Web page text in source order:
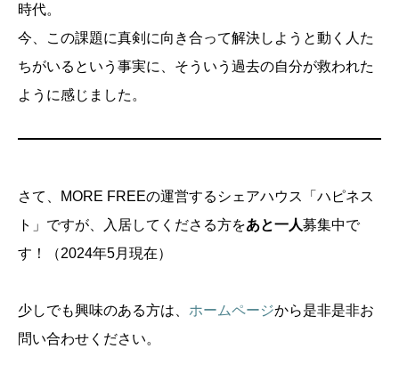
時代。
今、この課題に真剣に向き合って解決しようと動く人た
ちがいるという事実に、そういう過去の自分が救われた
ように感じました。
さて、MORE FREEの運営するシェアハウス「ハピネス
ト」ですが、入居してくださる方をあと一人募集中で
す！（2024年5月現在）
少しでも興味のある方は、 ホームページから是非是非お
問い合わせください。